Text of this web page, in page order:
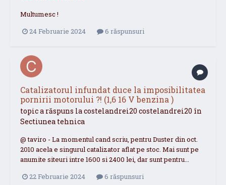
Multumesc !
24 Februarie 2024
6 răspunsuri
Catalizatorul infundat duce la imposibilitatea
pornirii motorului ?! (1,6 16 V benzina )
topic a răspuns lacostelandrei20 costelandrei20 în
Sectiunea tehnica
@ taviro - La momentul cand scriu, pentru Duster din oct.
2010 acela e singurul catalizator aflat pe stoc. Mai sunt pe
anumite siteuri intre 1600 si 2400 lei, dar sunt pentru...
22 Februarie 2024
6 răspunsuri